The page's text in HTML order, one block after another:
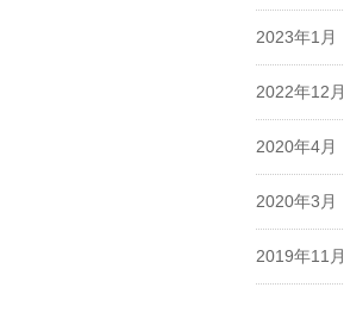
2023年1月
2022年12月
2020年4月
2020年3月
2019年11月